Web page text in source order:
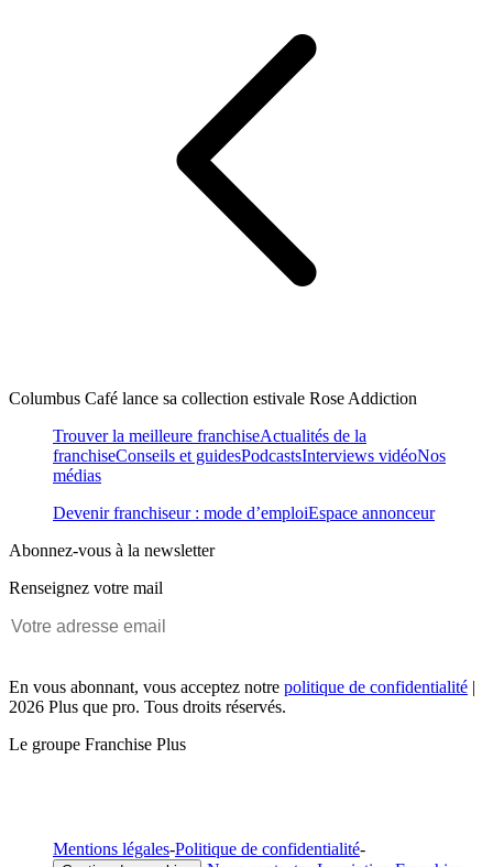
Columbus Café lance sa collection estivale Rose Addiction
Trouver la meilleure franchiseActualités de la
franchiseConseils et guidesPodcastsInterviews vidéoNos
médias
Devenir franchiseur : mode d’emploiEspace annonceur
Abonnez-vous à la newsletter
Renseignez votre mail
En vous abonnant, vous acceptez notre politique de confidentialité |
2026 Plus que pro. Tous droits réservés.
Le groupe Franchise Plus
Mentions légales-Politique de confidentialité-